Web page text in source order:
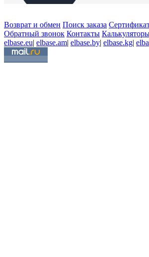
Возврат и обмен Поиск заказа
Обратный звонок Контакты
elbase.eu| elbase.am| elbase.by| elbase.kg|